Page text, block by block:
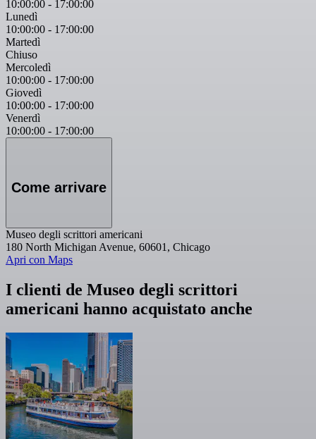
10:00:00 - 17:00:00
Lunedì
10:00:00 - 17:00:00
Martedì
Chiuso
Mercoledì
10:00:00 - 17:00:00
Giovedì
10:00:00 - 17:00:00
Venerdì
10:00:00 - 17:00:00
Come arrivare
Museo degli scrittori americani
180 North Michigan Avenue, 60601, Chicago
Apri con Maps
I clienti de Museo degli scrittori
americani hanno acquistato anche